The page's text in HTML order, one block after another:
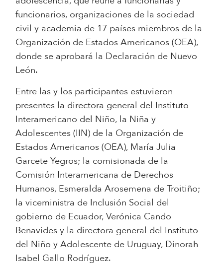
funcionarios, organizaciones de la sociedad
civil y academia de 17 países miembros de la
Organización de Estados Americanos (OEA),
donde se aprobará la Declaración de Nuevo
León.
Entre las y los participantes estuvieron
presentes la directora general del Instituto
Interamericano del Niño, la Niña y
Adolescentes (IIN) de la Organización de
Estados Americanos (OEA), María Julia
Garcete Yegros; la comisionada de la
Comisión Interamericana de Derechos
Humanos, Esmeralda Arosemena de Troitiño;
la viceministra de Inclusión Social del
gobierno de Ecuador, Verónica Cando
Benavides y la directora general del Instituto
del Niño y Adolescente de Uruguay, Dinorah
Isabel Gallo Rodríguez.